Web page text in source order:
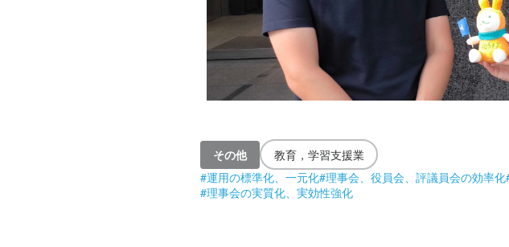
その他
教育，学習支援業
#運用の標準化、一元化#理事会、役員会、評議員会の効率化
#理事会の実質化、実効性強化